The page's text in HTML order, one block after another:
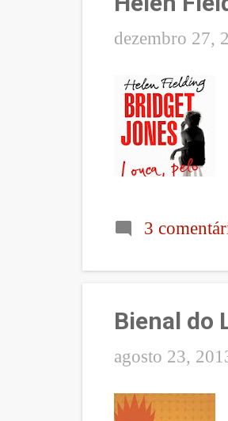
dezembro 27,
3
Bienal do
agosto 23,